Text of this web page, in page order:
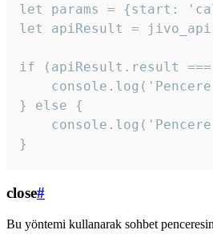
let params = {start:
let apiResult =
if (apiResult.result
} else {
}
close#
Bu yöntemi kullanarak sohbet